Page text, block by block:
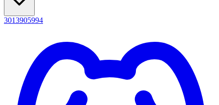
3013905994